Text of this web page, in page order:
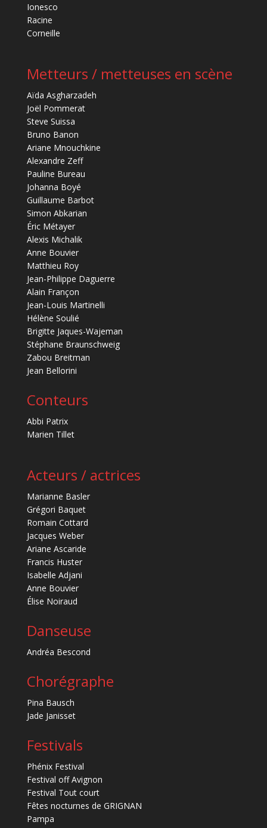
Ionesco
Racine
Corneille
Metteurs / metteuses en scène
Aïda Asgharzadeh
Joël Pommerat
Steve Suissa
Bruno Banon
Ariane Mnouchkine
Alexandre Zeff
Pauline Bureau
Johanna Boyé
Guillaume Barbot
Simon Abkarian
Éric Métayer
Alexis Michalik
Anne Bouvier
Matthieu Roy
Jean-Philippe Daguerre
Alain Françon
Jean-Louis Martinelli
Hélène Soulié
Brigitte Jaques-Wajeman
Stéphane Braunschweig
Zabou Breitman
Jean Bellorini
Conteurs
Abbi Patrix
Marien Tillet
Acteurs / actrices
Marianne Basler
Grégori Baquet
Romain Cottard
Jacques Weber
Ariane Ascaride
Francis Huster
Isabelle Adjani
Anne Bouvier
Élise Noiraud
Danseuse
Andréa Bescond
Chorégraphe
Pina Bausch
Jade Janisset
Festivals
Phénix Festival
Festival off Avignon
Festival Tout court
Fêtes nocturnes de GRIGNAN
Pampa